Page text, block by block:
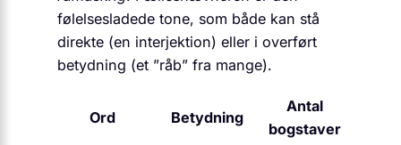
følelsesladede tone, som både kan stå
direkte (en interjektion) eller i overført
betydning (et ”råb” fra mange).
Ord Betydning
Antal
bogstaver